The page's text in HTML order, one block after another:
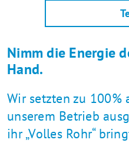
Nimm die Energie
Hand.
Wir setzten zu 100%
unserem Betrieb
ihr „Volles Rohr“